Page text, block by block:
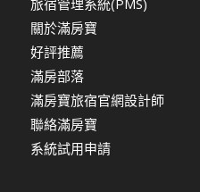
旅宿管理系統(PMS)
關於滿房寶
好評推薦
滿房部落
滿房寶旅宿官網設計師
聯絡滿房寶
系統試用申請